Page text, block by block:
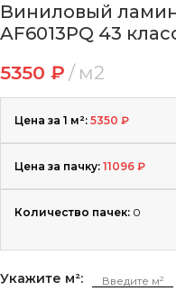
Виниловый
AF6013PQ 43
5350 ₽ м2
Цена за 1 м²: 5350 ₽
Цена за пачку: 11096 ₽
Количество пачек: 0
Укажите м²: